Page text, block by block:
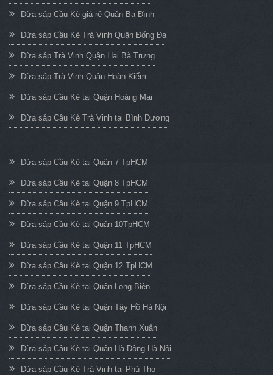
Dừa sáp Cầu Kè giá rẻ Quận Ba Đình
Dừa sáp Cầu Kè Trà Vinh Quận Đống Đa
Dừa sáp Trà Vinh Quận Hai Bà Trưng
Dừa sáp Trà Vinh Quận Hoàn Kiếm
Dừa sáp Cầu Kè tại Quận Hoàng Mai
Dừa sáp Cầu Kè Trà Vinh tại Bình Dương
Dừa sáp Cầu Kè tại Quận 7 TpHCM
Dừa sáp Cầu Kè tại Quận 8 TpHCM
Dừa sáp Cầu Kè tại Quận 9 TpHCM
Dừa sáp Cầu Kè tại Quận 10TpHCM
Dừa sáp Cầu Kè tại Quận 11 TpHCM
Dừa sáp Cầu Kè tại Quận 12 TpHCM
Dừa sáp Cầu Kè tại Quận Long Biên
Dừa sáp Cầu Kè tại Quận Tây Hồ Hà Nội
Dừa sáp Cầu Kè tại Quận Thanh Xuân
Dừa sáp Cầu Kè tại Quận Hà Đông Hà Nội
Dừa sáp Cầu Kè Trà Vinh tại Phú Thọ